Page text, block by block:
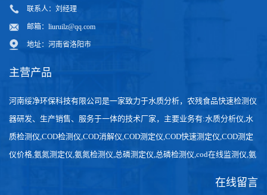
联系人：刘经理
邮箱： liuruilz@qq.com
地址：河南省洛阳市
主营产品
河南绥净环保科技有限公司是一家致力于水质分析，农残食品快速检测仪
器研发、生产销售、服务于一体的技术厂家，主要业务有:水质分析仪,水
质检测仪,COD检测仪,COD消解仪,COD测定仪,COD快速测定仪,COD测定
仪价格,氨氮测定仪,氨氮检测仪,总磷测定仪,总磷检测仪,cod在线监测仪,氨
在线留言